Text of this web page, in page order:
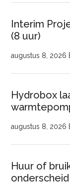
Interim
(8 uur)
augustus 8, 2026
Hydrobox
augustus 8, 2026
Huur of
onderscheid